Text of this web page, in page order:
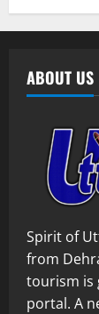
ABOUT US
Spirit of
from
tourism is
portal. A